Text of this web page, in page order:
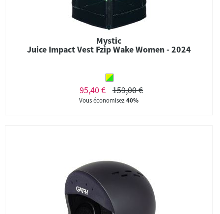
Mystic
Juice Impact Vest Fzip Wake Women - 2024
95,40 € 159,00 €
Vous économisez40%